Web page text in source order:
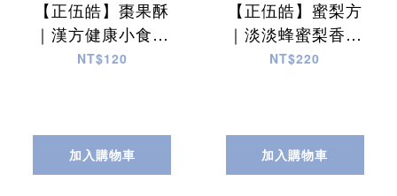
【正伍皓】棗果酥
｜漢方健康小食，
酥脆香甜，營養滿
NT$120
加入購物車
【正伍皓】蜜梨方
｜淡淡蜂蜜梨香，
清涼爽口，甘甜潤
NT$220
加入購物車